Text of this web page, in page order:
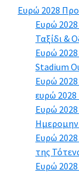
Ευρώ 2028
Ευρώ 2028
Ταξίδι &
Ευρώ
Stadium
Ευρώ 2028
ευρώ 2028
Ευρώ
Ευρώ
της
Ευρώ 2028